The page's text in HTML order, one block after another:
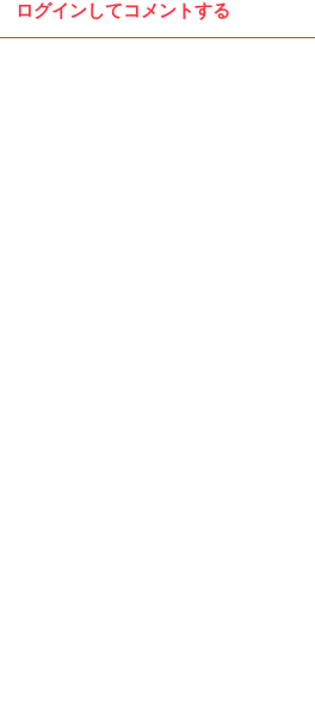
ログインしてコメントする